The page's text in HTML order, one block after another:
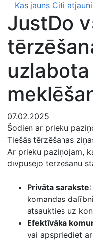
Kas jauns Citi
JustDo
07.02.2025
Šodien ar prieku
Tiešās tērzēšanas
Ar prieku paziņojam,
divpusējo tērzēšanu
Privāta sarakste
komandas
atsaukties uz
Efektīvāka
vai apspriediet